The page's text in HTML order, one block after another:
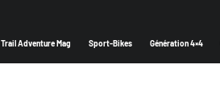
Trail Adventure Mag Sport-Bikes Génération 4×4